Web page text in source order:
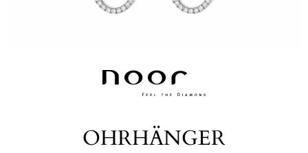
OHRHÄNGER